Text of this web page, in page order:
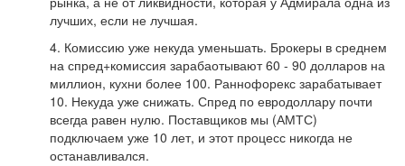
лучших, если не лучшая.
4. Комиссию уже некуда уменьшать. Брокеры в среднем
на спред+комиссия зарабаотывают 60 - 90 долларов на
миллион, кухни более 100. Раннофорекс зарабатывает
10. Некуда уже снижать. Спред по евродоллару почти
всегда равен нулю. Поставщиков мы (АМТС)
подключаем уже 10 лет, и этот процесс никогда не
останавливался.